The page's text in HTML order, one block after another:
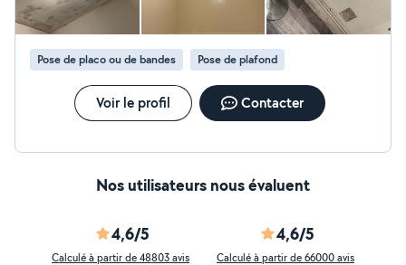
Pose de placo ou de bandes Pose de plafond
Voir le profil Contacter
Nos utilisateurs nous évaluent
4,6/5
Calculé à partir de 48803 avis
4,6/5
Calculé à partir de 66000 avis